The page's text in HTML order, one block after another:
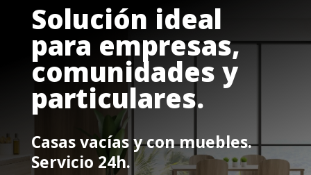
Solución ideal
para empresas,
comunidades y
particulares.
Casas vacías y con muebles.
Servicio 24h.